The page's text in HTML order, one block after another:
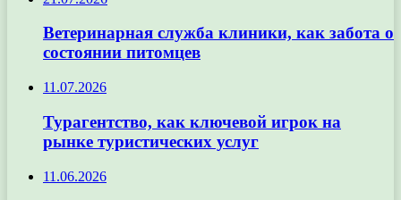
Ветеринарная служба клиники, как забота о
состоянии питомцев
11.07.2026
Турагентство, как ключевой игрок на
рынке туристических услуг
11.06.2026